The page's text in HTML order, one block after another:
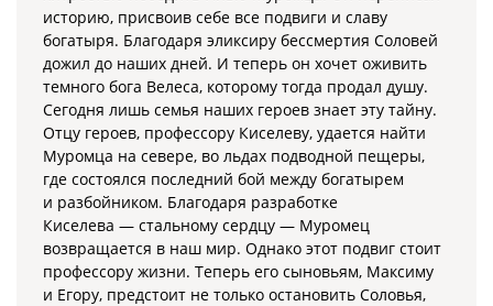
историю, присвоив себе все подвиги и славу
богатыря. Благодаря эликсиру бессмертия Соловей
дожил до наших дней. И теперь он хочет оживить
темного бога Велеса, которому тогда продал душу.
Сегодня лишь семья наших героев знает эту тайну.
Отцу героев, профессору Киселеву, удается найти
Муромца на севере, во льдах подводной пещеры,
где состоялся последний бой между богатырем
и разбойником. Благодаря разработке
Киселева — стальному сердцу — Муромец
возвращается в наш мир. Однако этот подвиг стоит
профессору жизни. Теперь его сыновьям, Максиму
и Егору, предстоит не только остановить Соловья,